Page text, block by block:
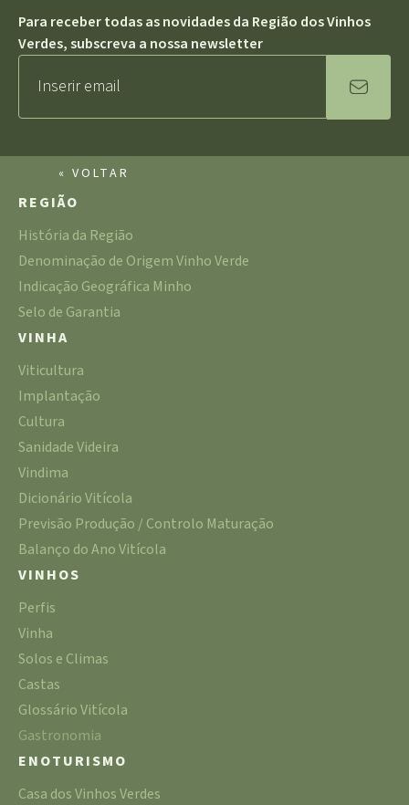
Para receber todas as novidades da Região dos Vinhos
Verdes, subscreva a nossa newsletter
« VOLTAR
REGIÃO
História da Região
Denominação de Origem Vinho Verde
Indicação Geográfica Minho
Selo de Garantia
VINHA
Viticultura
Implantação
Cultura
Sanidade Videira
Vindima
Dicionário Vitícola
Previsão Produção / Controlo Maturação
Balanço do Ano Vitícola
VINHOS
Perfis
Vinha
Solos e Climas
Castas
Glossário Vitícola
Gastronomia
ENOTURISMO
Casa dos Vinhos Verdes